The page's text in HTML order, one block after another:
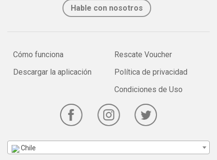
Hable con nosotros
Cómo funciona
Descargar la aplicación
Rescate Voucher
Política de privacidad
Condiciones de Uso
Chile